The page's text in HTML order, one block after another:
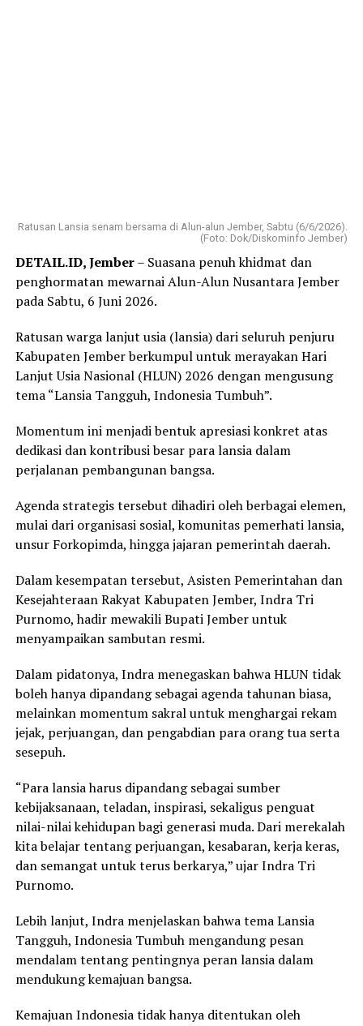
Ratusan Lansia senam bersama di Alun-alun Jember, Sabtu (6/6/2026).
(Foto: Dok/Diskominfo Jember)
DETAIL.ID, Jember– Suasana penuh khidmat dan
penghormatan mewarnai Alun-Alun Nusantara Jember
pada Sabtu, 6 Juni 2026.
Ratusan warga lanjut usia (lansia) dari seluruh penjuru
Kabupaten Jember berkumpul untuk merayakan Hari
Lanjut Usia Nasional (HLUN) 2026 dengan mengusung
tema “Lansia Tangguh, Indonesia Tumbuh”.
Momentum ini menjadi bentuk apresiasi konkret atas
dedikasi dan kontribusi besar para lansia dalam
perjalanan pembangunan bangsa.
Agenda strategis tersebut dihadiri oleh berbagai elemen,
mulai dari organisasi sosial, komunitas pemerhati lansia,
unsur Forkopimda, hingga jajaran pemerintah daerah.
Dalam kesempatan tersebut, Asisten Pemerintahan dan
Kesejahteraan Rakyat Kabupaten Jember, Indra Tri
Purnomo, hadir mewakili Bupati Jember untuk
menyampaikan sambutan resmi.
Dalam pidatonya, Indra menegaskan bahwa HLUN tidak
boleh hanya dipandang sebagai agenda tahunan biasa,
melainkan momentum sakral untuk menghargai rekam
jejak, perjuangan, dan pengabdian para orang tua serta
sesepuh.
“Para lansia harus dipandang sebagai sumber
kebijaksanaan, teladan, inspirasi, sekaligus penguat
nilai-nilai kehidupan bagi generasi muda. Dari merekalah
kita belajar tentang perjuangan, kesabaran, kerja keras,
dan semangat untuk terus berkarya,” ujar Indra Tri
Purnomo.
Lebih lanjut, Indra menjelaskan bahwa tema Lansia
Tangguh, Indonesia Tumbuh mengandung pesan
mendalam tentang pentingnya peran lansia dalam
mendukung kemajuan bangsa.
Kemajuan Indonesia tidak hanya ditentukan oleh